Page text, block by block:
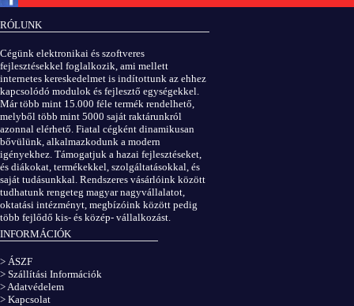
RÓLUNK
Cégünk elektronikai és szoftveres
fejlesztésekkel foglalkozik, ami mellett
internetes kereskedelmet is indítottunk az ehhez
kapcsolódó modulok és fejlesztő egységekkel.
Már több mint 15.000 féle termék rendelhető,
melyből több mint 5000 saját raktárunkról
azonnal elérhető. Fiatal cégként dinamikusan
bővülünk, alkalmazkodunk a modern
igényekhez. Támogatjuk a hazai fejlesztéseket,
és diákokat, termékekkel, szolgáltatásokkal, és
saját tudásunkkal. Rendszeres vásárlóink között
tudhatunk rengeteg magyar nagyvállalatot,
oktatási intézményt, megbízóink között pedig
több fejlődő kis- és közép- vállalkozást.
INFORMÁCIÓK
> ÁSZF
> Szállítási Információk
> Adatvédelem
> Kapcsolat